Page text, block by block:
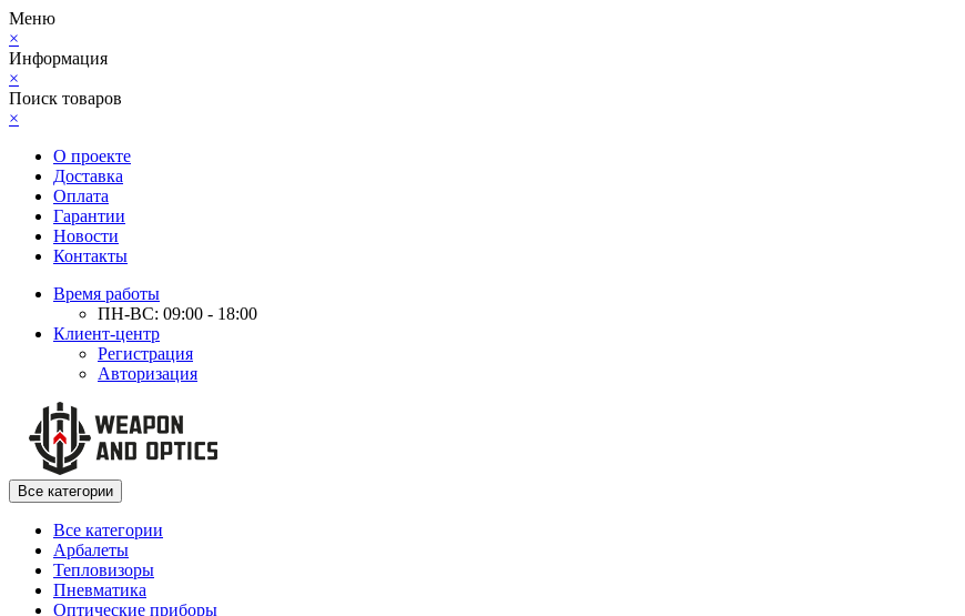
Меню
×
Информация
×
Поиск товаров
×
О проекте
Доставка
Оплата
Гарантии
Новости
Контакты
Время работы
ПН-ВС: 09:00 - 18:00
Клиент-центр
Регистрация
Авторизация
Все категории
Все категории
Арбалеты
Тепловизоры
Пневматика
Оптические приборы